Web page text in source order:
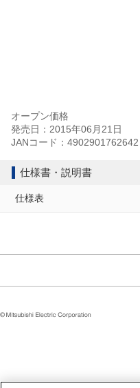
オープン価格
発売日：2015年06月21日
JANコード：4902901762642
仕様書・説明書
仕様表